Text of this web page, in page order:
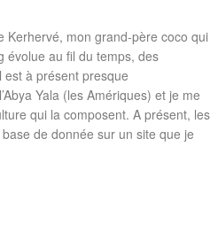
Kerhervé, mon grand-père coco qui
évolue au fil du temps, des
à présent presque
Yala (les Amériques) et je me
qui la composent. A présent, les
de donnée sur un site que je